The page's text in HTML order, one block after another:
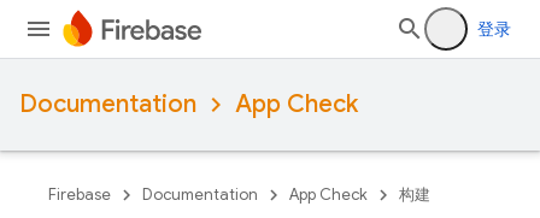
登录
Documentation App Check
Firebase Documentation App Check 构建